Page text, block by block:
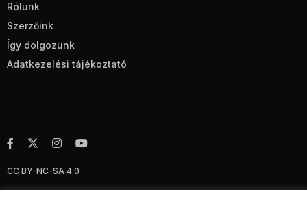
Rólunk
Szerzőink
Így dolgozunk
Adatkezelési tájékoztató
CC BY-NC-SA 4.0